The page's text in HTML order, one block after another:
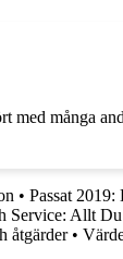
många
• Passat
Service: Allt
åtgärder•